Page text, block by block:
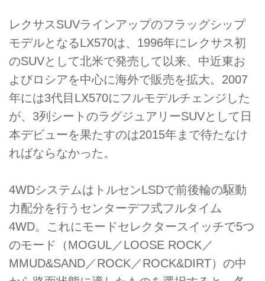
レクサスSUVラインアップのフラッグシップ
モデルとなるLX570は、1996年にレクサス初
のSUVとして北米で発売して以来、中近東お
よびロシアを中心に海外で販売を拡大。2007
年には3代目LX570にフルモデルチェンジした
が、3列シートのラグジュアリーSUVとして日
本デビューを果たすのは2015年まで待たなけ
ればならなかった。
4WDシステムはトルセンLSDで前後輪の駆動
力配分を行うセンターデフ式フルタイム
4WD。これにモードセレクタースイッチで5つ
のモード（MOGUL／LOOSE ROCK／
MMUD&SAND／ROCK／ROCK&DIRT）の中